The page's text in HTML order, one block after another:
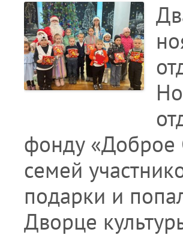
фонду «Доброе
семей
подарки и
Дворце